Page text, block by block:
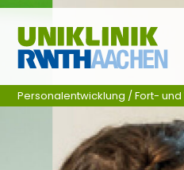
Zum Inhalt springen
Personalentwicklung / Fort-